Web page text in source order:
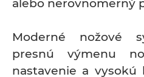
alebo nerovnomerný
Moderné nožové
presnú výmenu
nastavenie a vysokú